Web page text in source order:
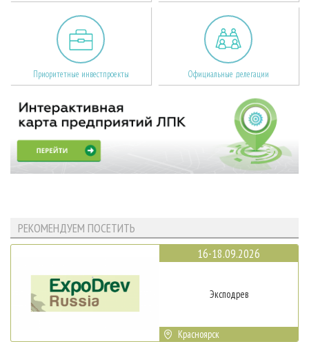
Приоритетные инвестпроекты Официальные делегации
РЕКОМЕНДУЕМ ПОСЕТИТЬ
16-18.09.2026
Эксподрев
Красноярск